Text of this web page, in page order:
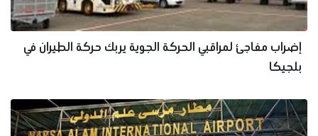
إضراب مفاجئ لمراقبي الحركة الجوية يربك حركة الطيران في
بلجيكا